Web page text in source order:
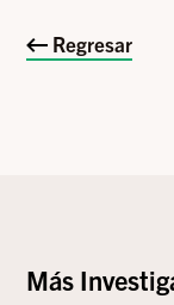
Regresar
Más